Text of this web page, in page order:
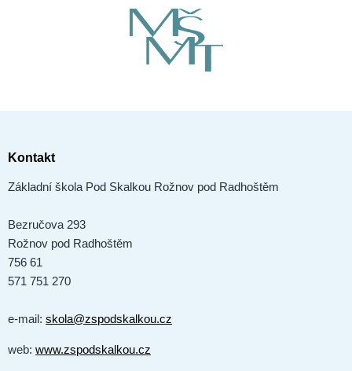
Kontakt
Základní škola Pod Skalkou Rožnov pod Radhoštěm
Bezručova 293
Rožnov pod Radhoštěm
756 61
571 751 270
e-mail: skola@zspodskalkou.cz
web: www.zspodskalkou.cz